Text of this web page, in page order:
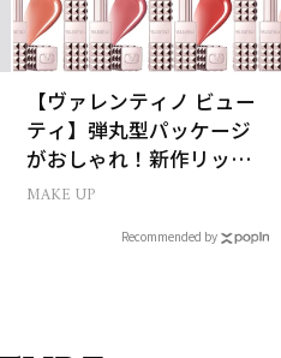
【ヴァレンティノ ビュー
ティ】弾丸型パッケージ
がおしゃれ！新作リップ
全色見せ
MAKE UP
Recommended by